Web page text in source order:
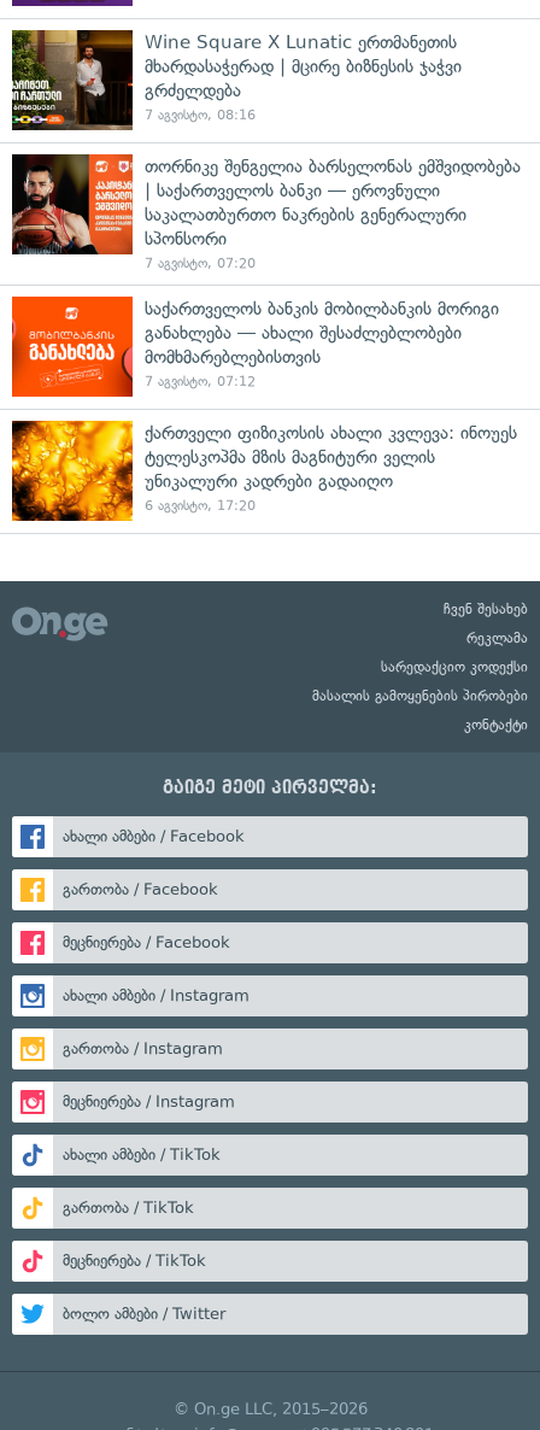
Wine Square X Lunatic ერთმანეთის
მხარდასაჭერად | მცირე ბიზნესის ჯაჭვი
გრძელდება
7 აგვისტო, 08:16
თორნიკე შენგელია ბარსელონას ემშვიდობება
| საქართველოს ბანკი — ეროვნული
საკალათბურთო ნაკრების გენერალური
სპონსორი
7 აგვისტო, 07:20
საქართველოს ბანკის მობილბანკის მორიგი
განახლება — ახალი შესაძლებლობები
მომხმარებლებისთვის
7 აგვისტო, 07:12
ქართველი ფიზიკოსის ახალი კვლევა: ინოუეს
ტელესკოპმა მზის მაგნიტური ველის
უნიკალური კადრები გადაიღო
6 აგვისტო, 17:20
ჩვენ შესახებ
რეკლამა
სარედაქციო კოდექსი
მასალის გამოყენების პირობები
კონტაქტი
გაიგე მეტი პირველმა:
ახალი ამბები / Facebook
გართობა / Facebook
მეცნიერება / Facebook
ახალი ამბები / Instagram
გართობა / Instagram
მეცნიერება / Instagram
ახალი ამბები / TikTok
გართობა / TikTok
მეცნიერება / TikTok
ბოლო ამბები / Twitter
© On.ge LLC, 2015–2026